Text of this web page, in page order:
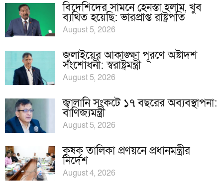
বিদেশিদের সামনে হেনস্তা হলাম, খুব
ব্যথিত হয়েছি: ভারপ্রাপ্ত রাষ্ট্রপতি
August 5, 2026
জুলাইয়ের আকাঙ্ক্ষা পূরণে অষ্টাদশ
সংশোধনী: স্বরাষ্ট্রমন্ত্রী
August 5, 2026
জ্বালানি সংকটে ১৭ বছরের অব্যবস্থাপনা:
বাণিজ্যমন্ত্রী
August 5, 2026
কৃষক তালিকা প্রণয়নে প্রধানমন্ত্রীর
নির্দেশ
August 4, 2026